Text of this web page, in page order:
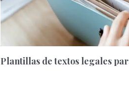
Plantillas de textos legales